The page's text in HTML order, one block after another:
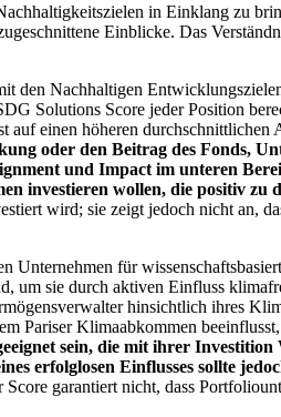
in Einklang zu
Einblicke. Das
den Nachhaltigen
Solutions Score jeder Position
einen höheren durchschnittlichen
oder den Beitrag des Fonds,
und Impact im unteren
investieren wollen, die positiv zu
wird; sie zeigt jedoch nicht an,
Unternehmen für
um sie durch aktiven Einfluss
hinsichtlich ihres
Pariser Klimaabkommen
sein, die mit ihrer
erfolglosen Einflusses sollte
Score garantiert nicht, dass